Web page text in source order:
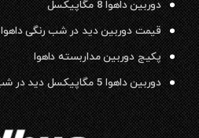
دوربین داهوا 8 مگاپیکسل
قیمت دوربین دید در شب رنگی داهوا
پکیج دوربین مداربسته داهوا
دوربین داهوا 5 مگاپیکسل دید در شب رنگی